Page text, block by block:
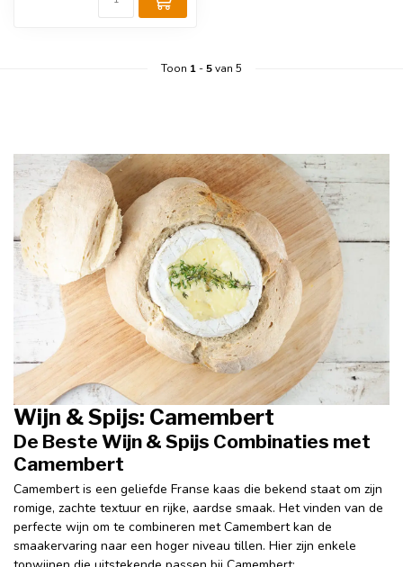
Toon 1-5van 5
Wijn & Spijs: Camembert
De Beste Wijn & Spijs Combinaties met
Camembert
Camembert is een geliefde Franse kaas die bekend staat om zijn
romige, zachte textuur en rijke, aardse smaak. Het vinden van de
perfecte wijn om te combineren met Camembert kan de
smaakervaring naar een hoger niveau tillen. Hier zijn enkele